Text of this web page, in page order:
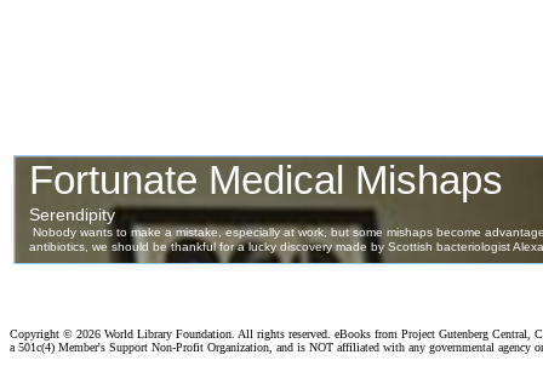
Copyright © 2026 World Library Foundation. All rights reserved. eBooks from Project Gutenberg Central,
a 501c(4) Member's Support Non-Profit Organization, and is NOT affiliated with any governmental agency